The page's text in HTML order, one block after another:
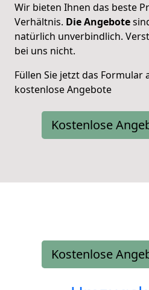
Wir bieten Ihnen das beste
Verhältnis. Die Angebote
natürlich unverbindlich.
bei uns nicht.
Füllen Sie jetzt das Formular
kostenlose Angebote
Kostenlose
Kostenlose